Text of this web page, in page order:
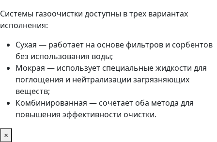
Системы газоочистки доступны в трех вариантах
исполнения:
Сухая — работает на основе фильтров и сорбентов
без использования воды;
Мокрая — использует специальные жидкости для
поглощения и нейтрализации загрязняющих
веществ;
Комбинированная — сочетает оба метода для
повышения эффективности очистки.
×